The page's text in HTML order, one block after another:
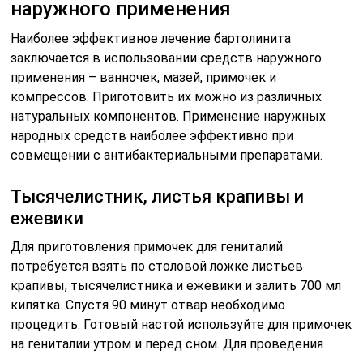
наружного применения
Наиболее эффективное лечение бартолинита
заключается в использовании средств наружного
применения – ванночек, мазей, примочек и
компрессов. Приготовить их можно из различных
натуральных компонентов. Применение наружных
народных средств наиболее эффективно при
совмещении с антибактериальными препаратами.
Тысячелистник, листья крапивы и
ежевики
Для приготовления примочек для гениталий
потребуется взять по столовой ложке листьев
крапивы, тысячелистника и ежевики и залить 700 мл
кипятка. Спустя 90 минут отвар необходимо
процедить. Готовый настой используйте для примочек
на гениталии утром и перед сном. Для проведения